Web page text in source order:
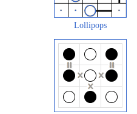
Lollipops